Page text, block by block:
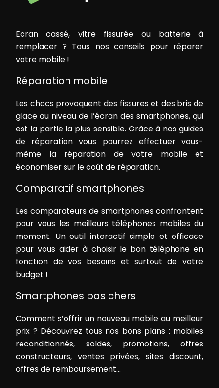
Ecran cassé, vitre fissurée ou batterie à
remplacer ? Tous nos conseils pour réparer
votre mobile !
Réparation mobile
Les chocs provoquent des fissures et des bris de
glace au niveau de l’écran des smartphones, qui
est la partie la plus sensible. Grâce à nos guides
de réparation vous pourrez effectuer vous-
même la réparation de votre mobile et
économiser sur le coût de réparation.
Comparatif smartphones
Les comparateurs de smartphones confrontent
pour vous les meilleurs téléphones mobiles du
moment. Un outil interactif simple et efficace
pour vous aider à choisir le bon téléphone en
fonction de vos besoins et surtout de votre
budget !
Smartphones pas chers
Comment s’offrir un nouveau mobile au meilleur
prix ? Découvrez tous nos bons plans : mobiles
reconditionnés, soldes, promotions, offres
constructeurs, ventes privées, sites discount,
offres de remboursement…